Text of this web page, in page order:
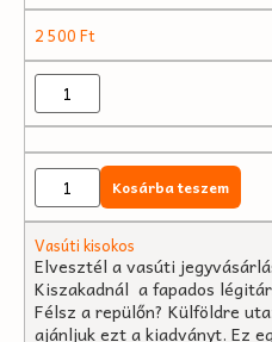
2 500Ft
Kosárba teszem
Vasúti kisokos
Elvesztél a vasúti
Kiszakadnál a fapados
Félsz a repülőn? Külföldre
ajánljuk ezt a kiadványt. Ez